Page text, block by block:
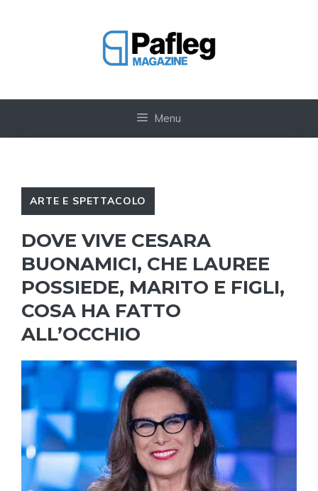
Menu
ARTE E SPETTACOLO
DOVE VIVE CESARA
BUONAMICI, CHE LAUREE
POSSIEDE, MARITO E FIGLI,
COSA HA FATTO
ALL’OCCHIO